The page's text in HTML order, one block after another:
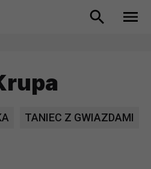
TANIEC Z GWIAZDAMI